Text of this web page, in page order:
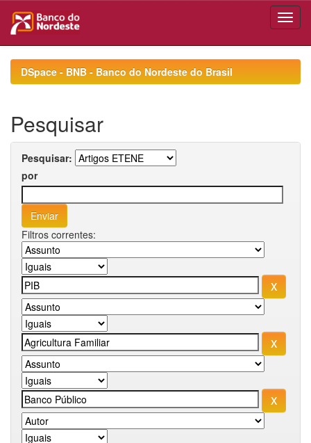
navigationDSpace - BNB - Banco do Nordeste do Brasil
Pesquisar
Pesquisar:
por
Filtros correntes: